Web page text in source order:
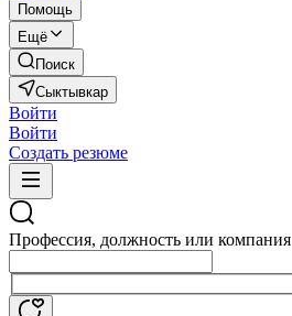
Помощь
Ещё
Поиск
Сыктывкар
Войти
Войти
Создать резюме
Профессия, должность или компания